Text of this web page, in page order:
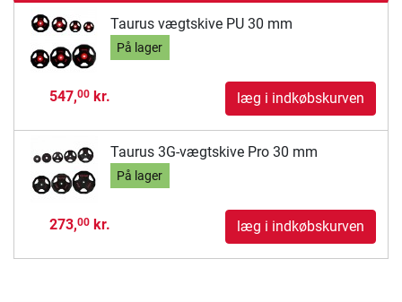
Taurus vægtskive PU 30 mm
På lager
547,00kr. læg i indkøbskurven
Taurus 3G-vægtskive Pro 30 mm
På lager
273,00kr. læg i indkøbskurven